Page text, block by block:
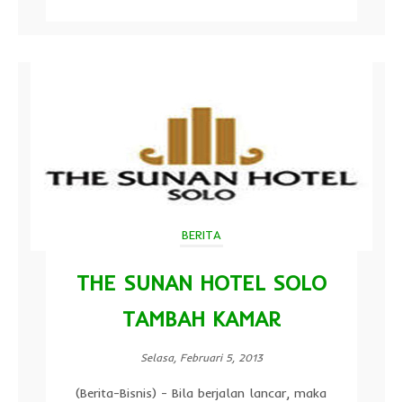
BERITA
THE SUNAN HOTEL SOLO
TAMBAH KAMAR
Selasa, Februari 5, 2013
(Berita-Bisnis) - Bila berjalan lancar, maka